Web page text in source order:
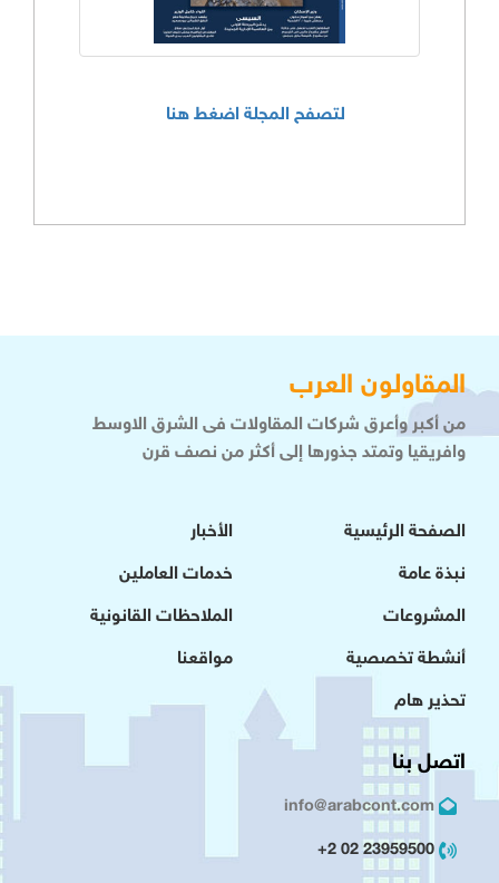
لتصفح المجلة اضغط هنا
المقاولون العرب
من أكبر وأعرق شركات المقاولات فى الشرق الاوسط
وافريقيا وتمتد جذورها إلى أكثر من نصف قرن
الصفحة الرئيسية
نبذة عامة
المشروعات
أنشطة تخصصية
تحذير هام
الأخبار
خدمات العاملين
الملاحظات القانونية
مواقعنا
اتصل بنا
info@arabcont.com
23959500 02 2+